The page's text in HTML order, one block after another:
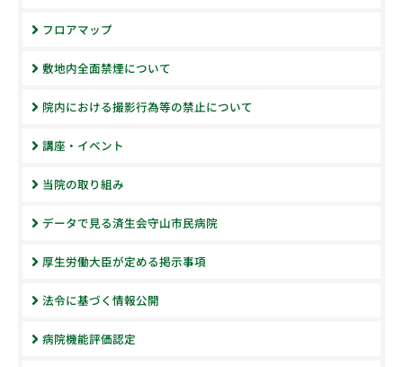
フロアマップ
敷地内全面禁煙について
院内における撮影行為等の禁止について
講座・イベント
当院の取り組み
データで見る済生会守山市民病院
厚生労働大臣が定める掲示事項
法令に基づく情報公開
病院機能評価認定